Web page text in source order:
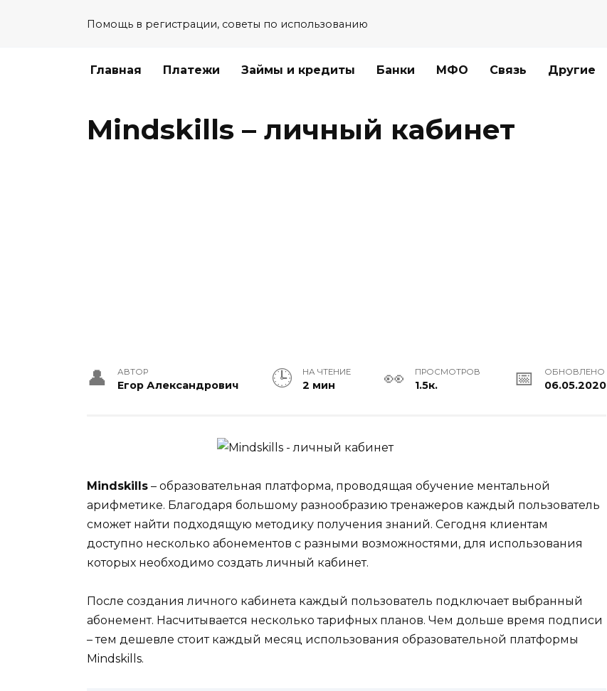
Помощь в регистрации, советы по использованию
Главная Платежи Займы и кредиты Банки МФО Связь Другие
Mindskills – личный кабинет
АВТОР
Егор Александрович
НА ЧТЕНИЕ
2 мин
ПРОСМОТРОВ
1.5к.
ОБНОВЛЕНО
06.05.2020
Mindskills – образовательная платформа, проводящая обучение ментальной
арифметике. Благодаря большому разнообразию тренажеров каждый пользователь
сможет найти подходящую методику получения знаний. Сегодня клиентам
доступно несколько абонементов с разными возможностями, для использования
которых необходимо создать личный кабинет.
После создания личного кабинета каждый пользователь подключает выбранный
абонемент. Насчитывается несколько тарифных планов. Чем дольше время подписи
– тем дешевле стоит каждый месяц использования образовательной платформы
Mindskills.